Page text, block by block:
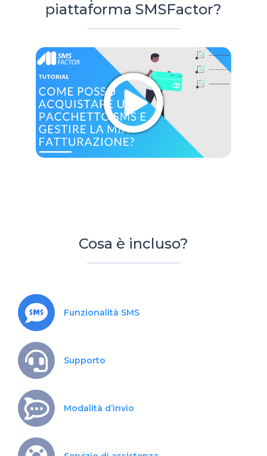
piattaforma SMSFactor?
Cosa è incluso?
Funzionalità SMS
Supporto
Modalità d’invio